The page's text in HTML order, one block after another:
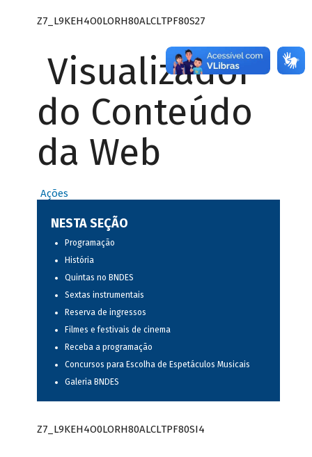
Z7_L9KEH4O0LORH80ALCLTPF80S27
Visualizador
do Conteúdo
da Web
Ações
NESTA SEÇÃO
Programação
História
Quintas no BNDES
Sextas instrumentais
Reserva de ingressos
Filmes e festivais de cinema
Receba a programação
Concursos para Escolha de Espetáculos Musicais
Galeria BNDES
Z7_L9KEH4O0LORH80ALCLTPF80SI4